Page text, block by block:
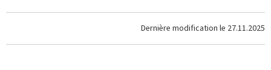
Dernière modification le 27.11.2025